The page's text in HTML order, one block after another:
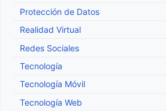
Protección de Datos
Realidad Virtual
Redes Sociales
Tecnología
Tecnología Móvil
Tecnología Web